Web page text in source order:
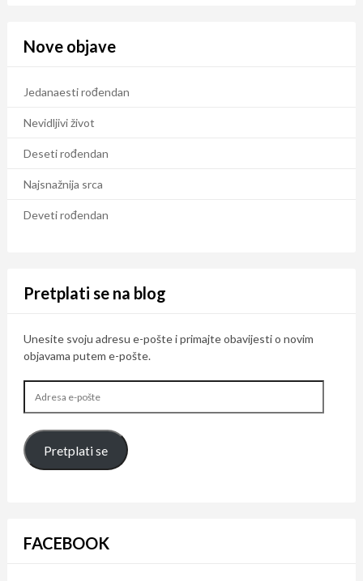
Nove objave
Jedanaesti rođendan
Nevidljivi život
Deseti rođendan
Najsnažnija srca
Deveti rođendan
Pretplati se na blog
Unesite svoju adresu e-pošte i primajte obavijesti o novim
objavama putem e-pošte.
Pretplati se
FACEBOOK